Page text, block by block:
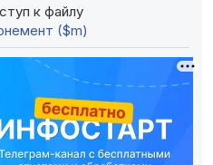
к файлу
($m)